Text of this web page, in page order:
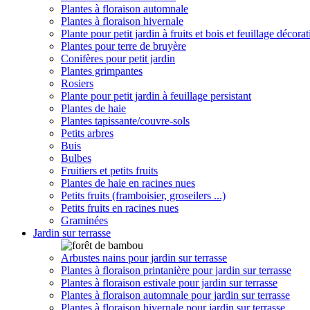
Plantes à floraison automnale
Plantes à floraison hivernale
Plante pour petit jardin à fruits et bois et feuillage
Plantes pour terre de bruyère
Conifères pour petit jardin
Plantes grimpantes
Rosiers
Plante pour petit jardin à feuillage persistant
Plantes de haie
Plantes tapissante/couvre-sols
Petits arbres
Buis
Bulbes
Fruitiers et petits fruits
Plantes de haie en racines nues
Petits fruits (framboisier, groseilers ...)
Petits fruits en racines nues
Graminées
Jardin sur terrasse
Arbustes nains pour jardin sur terrasse
Plantes à floraison printanière pour jardin sur terrasse
Plantes à floraison estivale pour jardin sur terrasse
Plantes à floraison automnale pour jardin sur terrasse
Plantes à floraison hivernale pour jardin sur terrasse